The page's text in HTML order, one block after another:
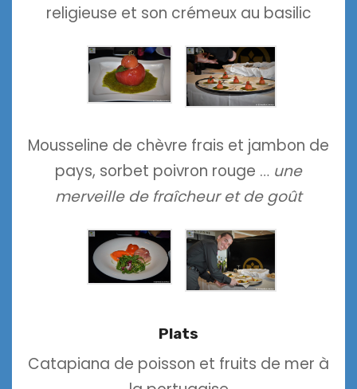
religieuse et son crémeux au basilic
Mousseline de chèvre frais et jambon de
pays, sorbet poivron rouge … une
merveille de fraîcheur et de goût
Plats
Catapiana de poisson et fruits de mer à